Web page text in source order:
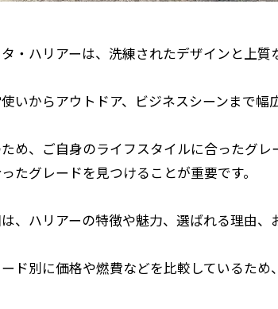
タ・ハリアーは、洗練されたデザインと上質
いからアウトドア、ビジネスシーンまで幅
め、ご自身のライフスタイルに合ったグ
たグレードを見つけることが重要です。
、ハリアーの特徴や魅力、選ばれる理由、
ド別に価格や燃費などを比較しているため